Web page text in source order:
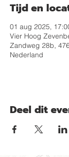
Tijd en
01 aug 2025,
Vier Hoog
Zandweg 28b,
Nederland
Deel dit